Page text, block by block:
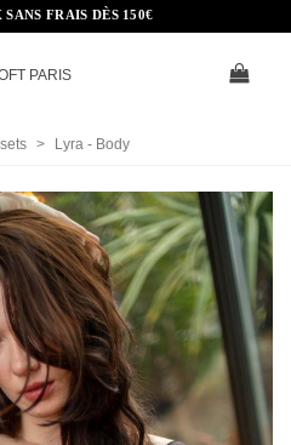
FRAIS DÈS 150€
> Lyra - Body